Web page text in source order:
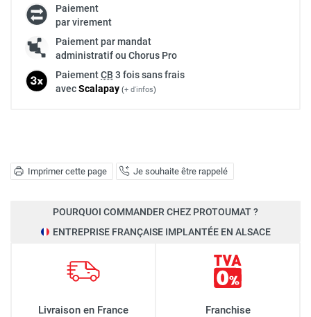
Imprimer cette page Je souhaite être rappelé
Paiement
par virement
Paiement par mandat
administratif ou Chorus Pro
PaiementCB 3 fois sans frais
avecScalapay (+ d'infos)
POURQUOI COMMANDER CHEZ PROTOUMAT ?
ENTREPRISE FRANÇAISE IMPLANTÉE EN ALSACE
Livraison en France
Franchise